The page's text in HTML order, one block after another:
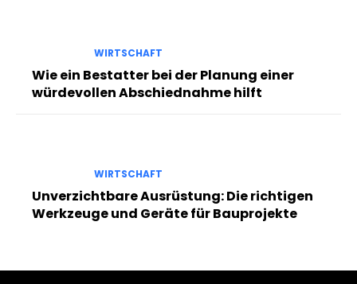
WIRTSCHAFT
Wie ein Bestatter bei der Planung einer
würdevollen Abschiednahme hilft
WIRTSCHAFT
Unverzichtbare Ausrüstung: Die richtigen
Werkzeuge und Geräte für Bauprojekte